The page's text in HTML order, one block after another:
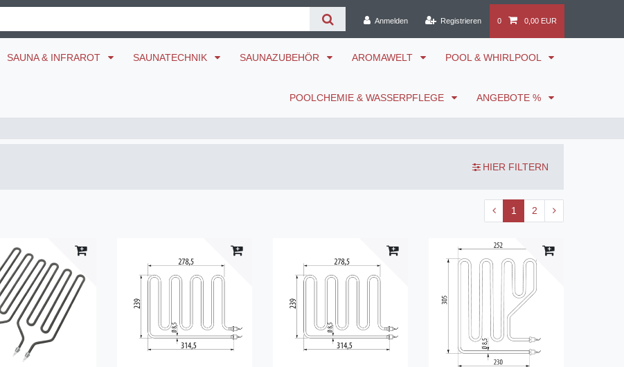
Anmelden Registrieren 0 0,00 EUR
SAUNA & INFRAROT SAUNATECHNIK SAUNAZUBEHÖR AROMAWELT POOL & WHIRLPOOL
POOLCHEMIE & WASSERPFLEGE ANGEBOTE %
HIER FILTERN
1 2